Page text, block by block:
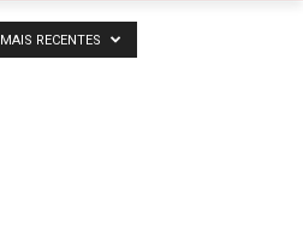
MAIS RECENTES